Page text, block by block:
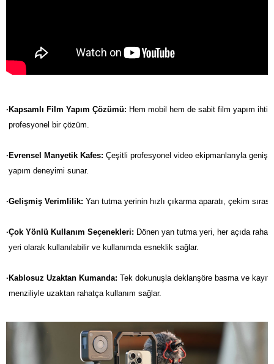
·Kapsamlı Film Yapım Çözümü: Hem mobil hem de sabit film yapım
profesyonel bir çözüm.
·Evrensel Manyetik Kafes: Çeşitli profesyonel video ekipmanlarıyla
yapım deneyimi sunar.
·Gelişmiş Verimlilik: Yan tutma yerinin hızlı çıkarma aparatı, çekim
·Çok Yönlü Kullanım Seçenekleri: Dönen yan tutma yeri, her açıda
yeri olarak kullanılabilir ve kullanımda esneklik sağlar.
·Kablosuz Uzaktan Kumanda: Tek dokunuşla deklanşöre basma ve
menziliyle uzaktan rahatça kullanım sağlar.